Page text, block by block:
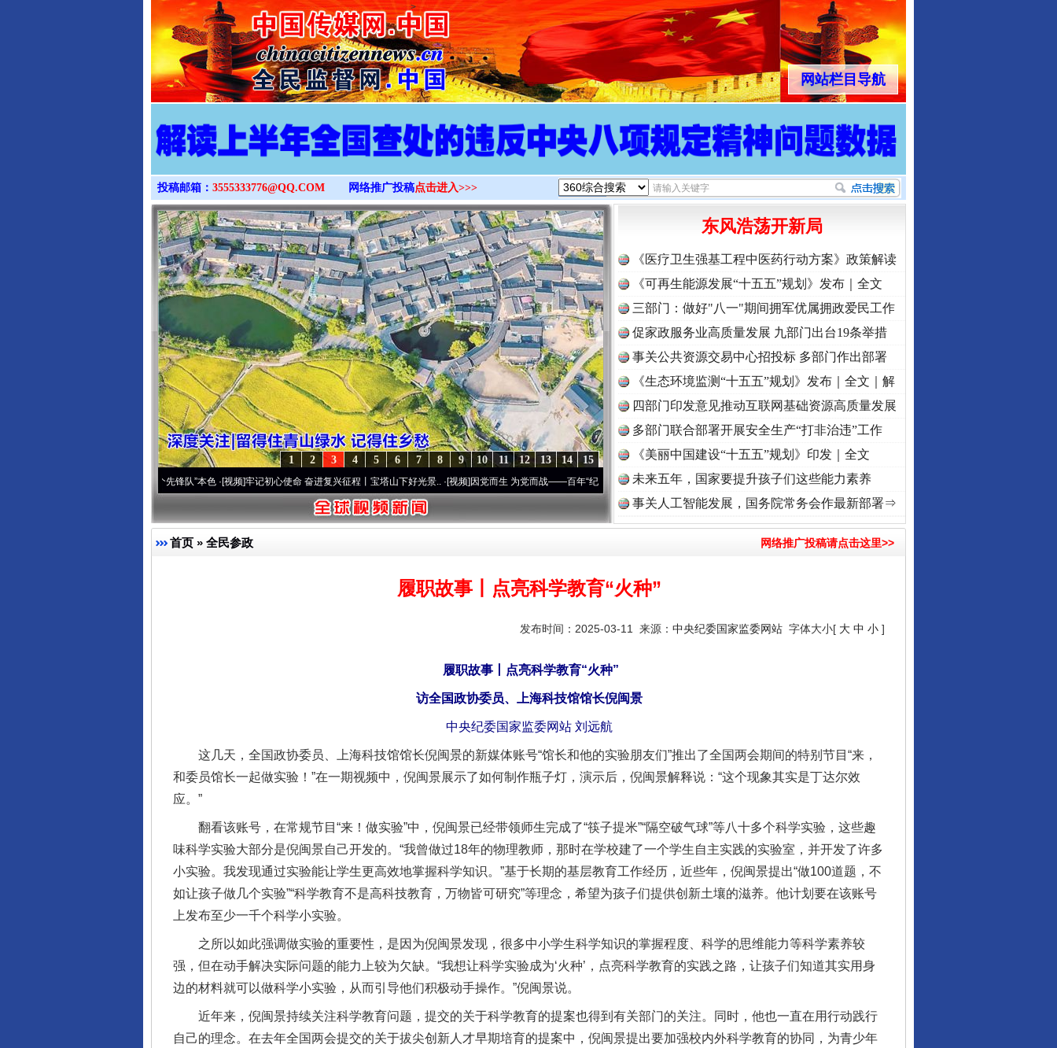
>
网站栏目导航
投稿邮箱： 3555333776@QQ.COM 网络推广投稿点击进入>>>
15
14
13
12
11
10
9
8
7
6
5
4
3
2
1
永葆“两个先锋队”本色·[视频]牢记初心使命 奋进复兴征程丨宝塔山下好光景..·[视频]因党而生 为党而战——百年“纪”事⑧加强纪律..·[视频]牢记初心使命 奋进复兴征程丨“转折之城”激荡..·[视频]牢记初心使命 奋进复兴征程丨红船起航处 潮
东风浩荡开新局
《医疗卫生强基工程中医药行动方案》政策解读
《可再生能源发展“十五五”规划》发布｜全文
三部门：做好"八一"期间拥军优属拥政爱民工作
促家政服务业高质量发展 九部门出台19条举措
事关公共资源交易中心招投标 多部门作出部署
《生态环境监测“十五五”规划》发布｜全文｜解
读
四部门印发意见推动互联网基础资源高质量发展
多部门联合部署开展安全生产“打非治违”工作
《美丽中国建设“十五五”规划》印发｜全文
未来五年，国家要提升孩子们这些能力素养
事关人工智能发展，国务院常务会作最新部署⇒
首页 » 全民参政 网络推广投稿请点击这里>>
履职故事丨点亮科学教育“火种”
发布时间：2025-03-11 来源： 中央纪委国家监委网站 字体大小[ 大 中 小 ]
履职故事丨点亮科学教育“火种”
访全国政协委员、上海科技馆馆长倪闽景
中央纪委国家监委网站 刘远航
这几天，全国政协委员、上海科技馆馆长倪闽景的新媒体账号“馆长和他的实验朋友们”推出了全国两会期间的特别节目“来，
和委员馆长一起做实验！”在一期视频中，倪闽景展示了如何制作瓶子灯，演示后，倪闽景解释说：“这个现象其实是丁达尔效
应。”
翻看该账号，在常规节目“来！做实验”中，倪闽景已经带领师生完成了“筷子提米”“隔空破气球”等八十多个科学实验，这些趣
味科学实验大部分是倪闽景自己开发的。“我曾做过18年的物理教师，那时在学校建了一个学生自主实践的实验室，并开发了许多
小实验。我发现通过实验能让学生更高效地掌握科学知识。”基于长期的基层教育工作经历，近些年，倪闽景提出“做100道题，不
如让孩子做几个实验”“科学教育不是高科技教育，万物皆可研究”等理念，希望为孩子们提供创新土壤的滋养。他计划要在该账号
上发布至少一千个科学小实验。
之所以如此强调做实验的重要性，是因为倪闽景发现，很多中小学生科学知识的掌握程度、科学的思维能力等科学素养较
强，但在动手解决实际问题的能力上较为欠缺。“我想让科学实验成为‘火种’，点亮科学教育的实践之路，让孩子们知道其实用身
边的材料就可以做科学小实验，从而引导他们积极动手操作。”倪闽景说。
近年来，倪闽景持续关注科学教育问题，提交的关于科学教育的提案也得到有关部门的关注。同时，他也一直在用行动践行
自己的理念。在去年全国两会提交的关于拔尖创新人才早期培育的提案中，倪闽景提出要加强校内外科学教育的协同，为青少年
完善运行机制助力责任有效落实 一纸欠条伤亲情 巡回调解促和解.. 行业协会接连发公告